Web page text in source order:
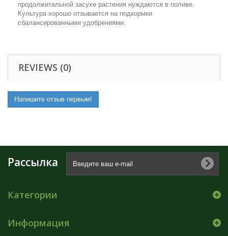
продолжительной засухе растения нуждаются в поливе.
Культура хорошо отзывается на подкормки
сбалансированными удобрениями.
REVIEWS (0)
Напишите отзыв первым!
Рассылка
Категории
Информация